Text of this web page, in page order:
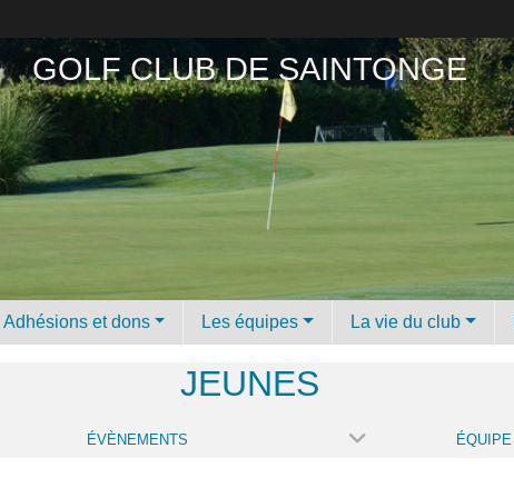
GOLF CLUB DE SAINTONGE
Adhésions et dons Les équipes La vie du club
JEUNES
ÉVÈNEMENTS ÉQUIPE